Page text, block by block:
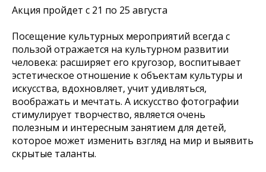
Акция пройдет с 21 по 25 августа
Посещение культурных мероприятий всегда с
пользой отражается на культурном развитии
человека: расширяет его кругозор, воспитывает
эстетическое отношение к объектам культуры и
искусства, вдохновляет, учит удивляться,
воображать и мечтать. А искусство фотографии
стимулирует творчество, является очень
полезным и интересным занятием для детей,
которое может изменить взгляд на мир и выявить
скрытые таланты.